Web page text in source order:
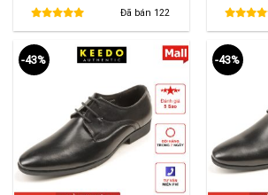
1,150,000 ₫.
tại
là:
650,000 ₫.
Đã bán 122
-43% -43%